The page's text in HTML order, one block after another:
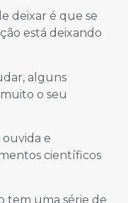
deixar é que se
está deixando
alguns
o seu
ouvida e
científicos
tem uma série de